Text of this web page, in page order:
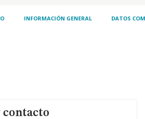
INFORMACIÓN GENERAL DATOS